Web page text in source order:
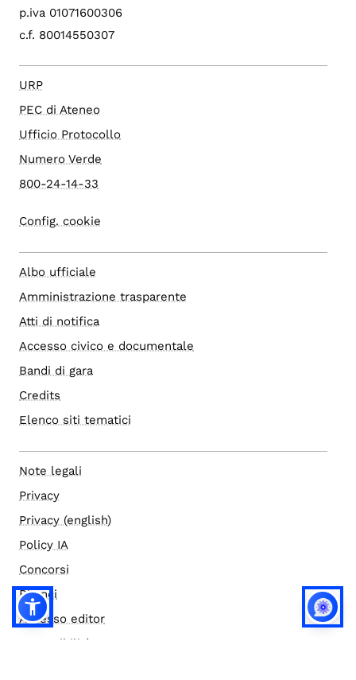
p.iva 01071600306
c.f. 80014550307
URP
PEC di Ateneo
Ufficio Protocollo
Numero Verde
800-24-14-33
Config. cookie
Albo ufficiale
Amministrazione trasparente
Atti di notifica
Accesso civico e documentale
Bandi di gara
Credits
Elenco siti tematici
Note legali
Privacy
Privacy (english)
Policy IA
Concorsi
Bilanci
Accesso editor
Accessibilità